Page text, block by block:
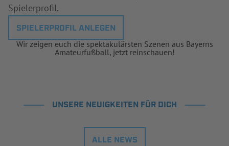
Spielerprofil.
SPIELERPROFIL ANLEGEN
Wir zeigen euch die spektakulärsten Szenen aus Bayerns
Amateurfußball, jetzt reinschauen!
UNSERE NEUIGKEITEN FÜR DICH
ALLE NEWS